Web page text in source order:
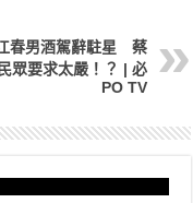
春男酒駕辭駐星 蔡
眾要求太嚴！？ | 必
PO TV